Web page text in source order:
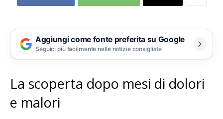
Aggiungi come fonte preferita su Google
Seguici più facilmente nelle notizie consigliate
La scoperta dopo mesi di dolori
e malori